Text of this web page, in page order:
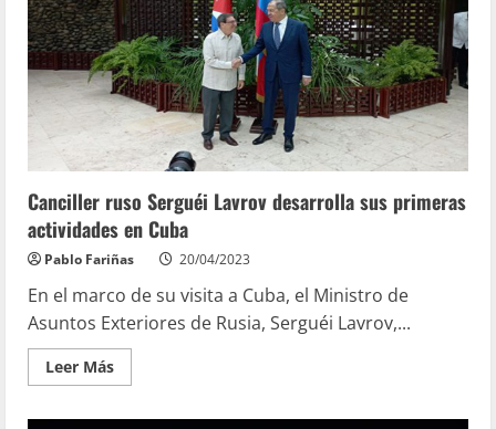
Canciller ruso Serguéi Lavrov desarrolla sus primeras
actividades en Cuba
Pablo Fariñas 20/04/2023
En el marco de su visita a Cuba, el Ministro de
Asuntos Exteriores de Rusia, Serguéi Lavrov,...
Leer Más